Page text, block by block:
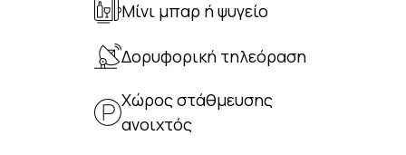
Μίνι μπαρ ή ψυγείο
Δορυφορική τηλεόραση
Χώρος στάθμευσης
ανοιχτός